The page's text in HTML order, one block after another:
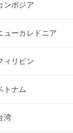
ンボジア
ューカレドニア
ィリピン
トナム
湾